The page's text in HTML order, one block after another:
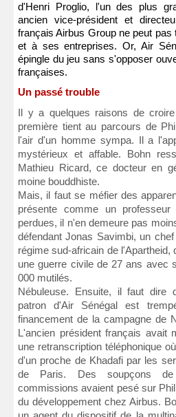
d'Henri Proglio, l'un des plus
ancien vice-président et
français Airbus Group ne peut
et à ses entreprises. Or, Air
épingle du jeu sans s'opposer
françaises.
Un passé trouble
Il y a quelques raisons de
première tient au parcours de
l'air d'un homme sympa. Il a
mystérieux et affable. Bohn
Mathieu Ricard, ce docteur en
moine bouddhiste.
Mais, il faut se méfier des
présente comme un
perdues, il n'en demeure pas
défendant Jonas Savimbi, un
régime sud-africain de l'Apartheid,
une guerre civile de 27 ans avec
000 mutilés.
Nébuleuse. Ensuite, il faut dire
patron d'Air Sénégal est
financement de la campagne de
L'ancien président français avait
une retranscription téléphonique
d'un proche de Khadafi par les
de Paris. Des soupçons
commissions avaient pesé sur
du développement chez Airbus.